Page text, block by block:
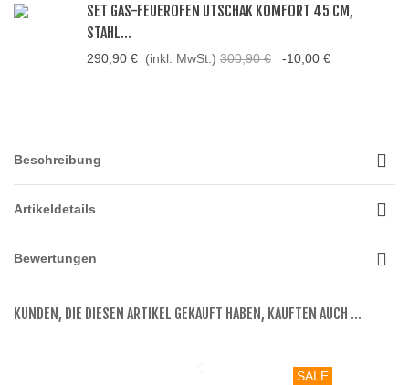
SET GAS-FEUEROFEN UTSCHAK KOMFORT 45 CM,
STAHL...
290,90 € (inkl. MwSt.) 300,90 € -10,00 €
Beschreibung
Artikeldetails
Bewertungen
KUNDEN, DIE DIESEN ARTIKEL GEKAUFT HABEN, KAUFTEN AUCH ...
SALE